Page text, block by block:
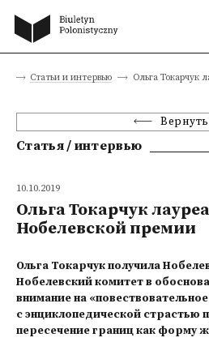
Статьи и интервью Ольга Токарчук
Статья / интервью
10.10.2019
Ольга Токарчук
Нобелевской премии
Ольга Токарчук получила
Нобелевский комитет в
внимание на
с энциклопедической страстью
пересечение границ как форму